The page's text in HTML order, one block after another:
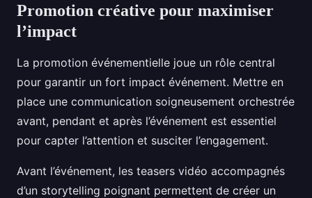
Promotion créative pour maximiser
l’impact
La promotion événementielle joue un rôle central
pour garantir un fort impact événement. Mettre en
place une communication soigneusement orchestrée
avant, pendant et après l’événement est essentiel
pour capter l’attention et susciter l’engagement.
Avant l’événement, les teasers vidéo accompagnés
d’un storytelling poignant permettent de créer un